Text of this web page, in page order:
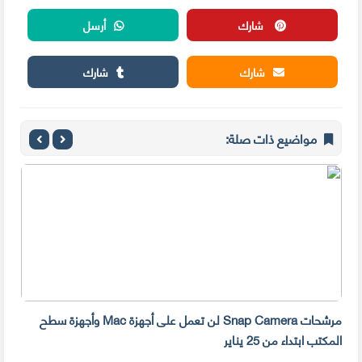
شارك
أرسل
شارك
شارك
مواضيع ذات صلة:
مرشحات Snap Camera لن تعمل على أجهزة Mac وأجهزة سطح
المكتب ابتداء من 25 يناير